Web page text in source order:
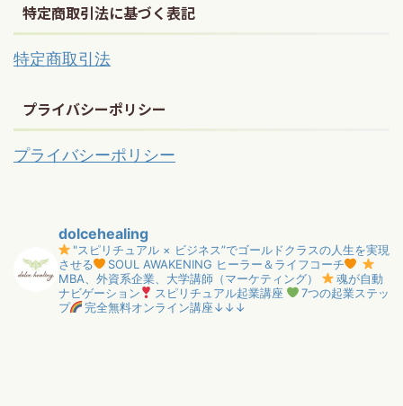
特定商取引法に基づく表記
特定商取引法
プライバシーポリシー
プライバシーポリシー
dolcehealing
"スピリチュアル × ビジネス”でゴールドクラスの人生を実現
させる
SOUL AWAKENING ヒーラー＆ライフコーチ
MBA、外資系企業、大学講師（マーケティング）
魂が自動
ナビゲーション
スピリチュアル起業講座
7つの起業ステッ
プ
完全無料オンライン講座↓↓↓